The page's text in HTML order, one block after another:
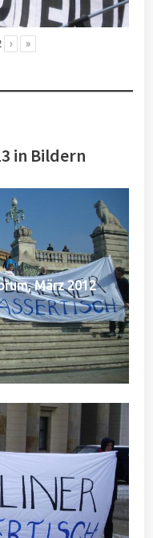
› »
in Bildern
März 2012